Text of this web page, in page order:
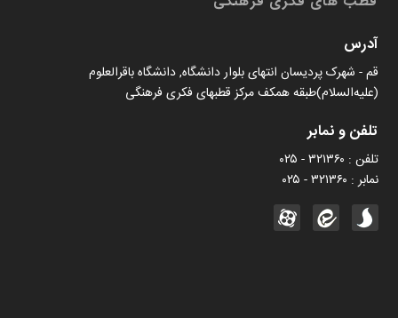
آدرس
قم - شهرک پردیسان انتهای بلوار دانشگاه, دانشگاه باقرالعلوم
(علیه‌السلام)طبقه همکف مرکز قطبهای فکری فرهنگی
تلفن و نمابر
تلفن : ۳۲۱۳۶۰ - ۰۲۵
نمابر : ۳۲۱۳۶۰ - ۰۲۵